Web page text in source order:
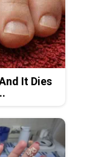
It Dies